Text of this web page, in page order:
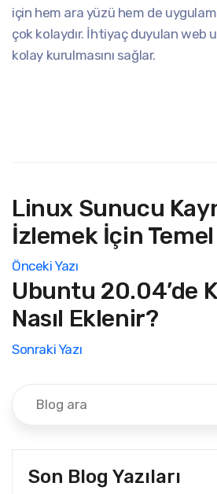
için hem ara yüzü hem de
çok kolaydır. İhtiyaç duyulan web
kolay kurulmasını sağlar.
Linux Sunucu
İzlemek İçin
Önceki Yazı
Ubuntu 20.04’de
Nasıl Eklenir?
Sonraki Yazı
Son Blog Yazıları